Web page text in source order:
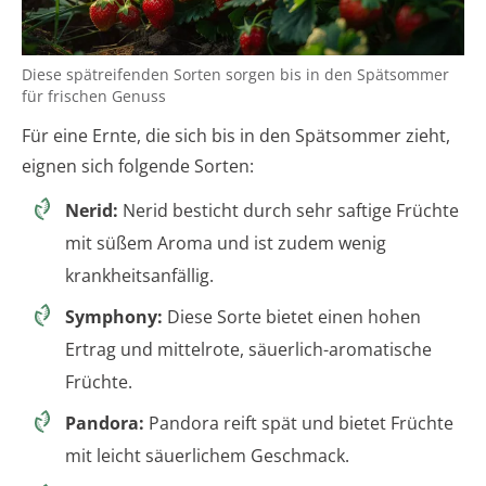
Diese spätreifenden Sorten sorgen bis in den Spätsommer
für frischen Genuss
Für eine Ernte, die sich bis in den Spätsommer zieht,
eignen sich folgende Sorten:
Nerid: Nerid besticht durch sehr saftige Früchte
mit süßem Aroma und ist zudem wenig
krankheitsanfällig.
Symphony: Diese Sorte bietet einen hohen
Ertrag und mittelrote, säuerlich-aromatische
Früchte.
Pandora: Pandora reift spät und bietet Früchte
mit leicht säuerlichem Geschmack.